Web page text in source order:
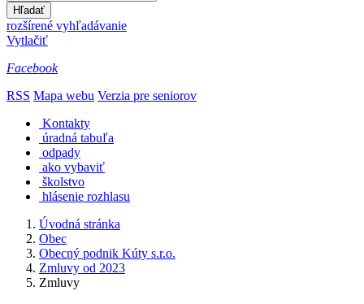
Hľadať
rozšírené vyhľadávanie
Vytlačiť
Facebook
RSS Mapa webu Verzia pre seniorov
Kontakty
úradná tabuľa
odpady
ako vybaviť
školstvo
hlásenie rozhlasu
Úvodná stránka
Obec
Obecný podnik Kúty s.r.o.
Zmluvy od 2023
Zmluvy